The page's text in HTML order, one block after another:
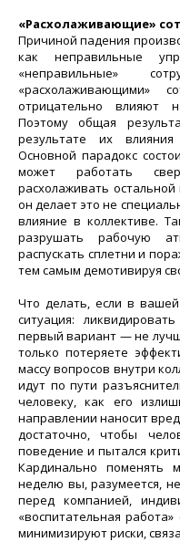
«Расхолаживающие»
Причиной падения
как неправильные
«неправильные»
«расхолаживающими»
отрицательно влияют
Поэтому общая
результате их
Основной парадокс
может работать
расхолаживать
он делает это не
влияние в коллективе.
разрушать рабочую
распускать сплетни и
тем самым демотивируя
Что делать, если в
ситуация:
первый вариант — не
только потеряете
массу вопросов внутри
идут по пути
человеку, как его
направлении наносит
достаточно, чтобы
поведение и пытался
Кардинально поменять
неделю вы, разумеется,
перед компанией,
«воспитательная
минимизируют риски,